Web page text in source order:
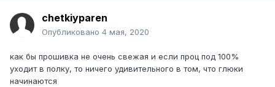
chetkiyparen
Опубликовано 4 мая, 2020
как бы прошивка не очень свежая и если проц под 100%
уходит в полку, то ничего удивительного в том, что глюки
начинаются